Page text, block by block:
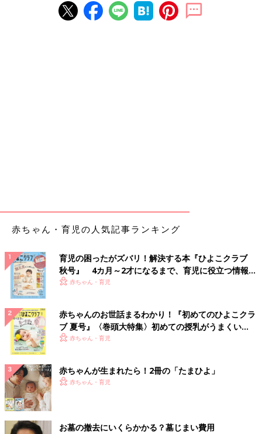
赤ちゃん・育児の人気記事ランキング
育児の困ったがズバリ！解決する本『ひよこクラブ
秋号』 4カ月～2才になるまで、育児に役立つ情報が
いっぱい！
赤ちゃん・育児
赤ちゃんのお世話まるわかり！『初めてのひよこクラ
ブ 夏号』〈巻頭大特集〉初めての授乳がうまくい
く！ おっぱい・ミルクの基本と夏のトラブル 解決テ
赤ちゃん・育児
赤ちゃんが生まれたら！2冊の「たまひよ」
赤ちゃん・育児
お墓の撤去にいくらかかる？墓じまい費用